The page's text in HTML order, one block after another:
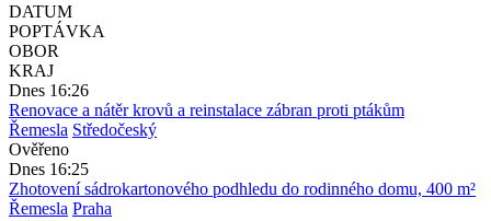
DATUM
POPTÁVKA
OBOR
KRAJ
Dnes 16:26
Renovace a nátěr krovů a reinstalace zábran proti ptákům
Řemesla Středočeský
Ověřeno
Dnes 16:25
Zhotovení sádrokartonového podhledu do rodinného domu, 400 m²
Řemesla Praha